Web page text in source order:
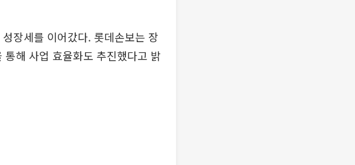
장세를 이어갔다. 롯데손보는 장
해 사업 효율화도 추진했다고 밝